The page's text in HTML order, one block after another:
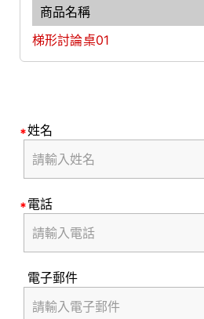
梯形討論桌01
姓名
電話
電子郵件